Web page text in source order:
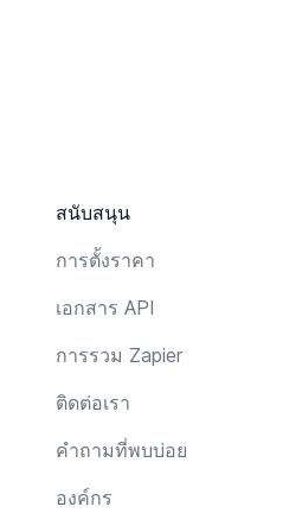
สนับสนุน
การตั้งราคา
เอกสาร API
การรวม Zapier
ติดต่อเรา
คำถามที่พบบ่อย
องค์กร